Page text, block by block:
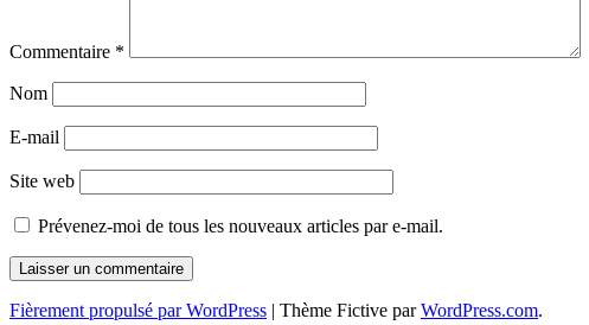
Commentaire *
Nom
E-mail
Site web
Prévenez-moi de tous les nouveaux articles par e-mail.
Fièrement propulsé par WordPress | Thème Fictive parWordPress.com.